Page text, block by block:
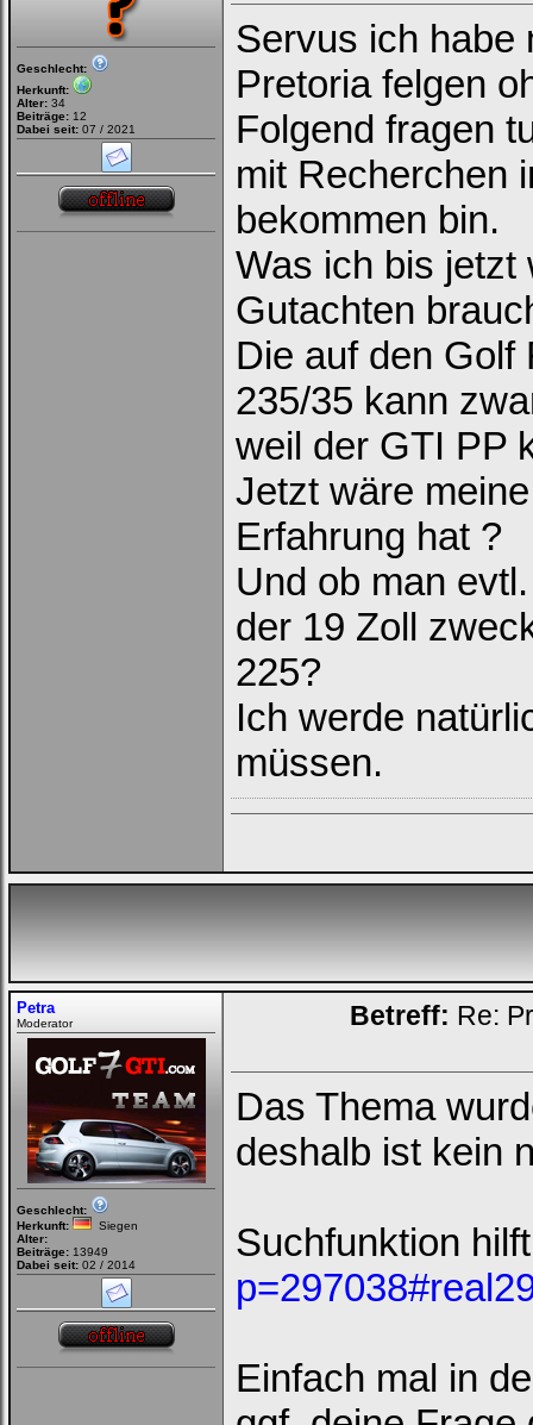
einzuloggen.
automatisch einloggen.
Onlinestatus verstecken.
Ich habe mein Passwort
vergessen| Registrieren
Geschlecht:
Herkunft:
Alter: 34
Beiträge: 12
Dabei seit: 07 / 2021
Servus ich habe
Pretoria felgen
Folgend fragen
mit Recherchen
bekommen bin.
Was ich bis jetzt
Gutachten
Die auf den Golf
235/35 kann
weil der GTI PP
Jetzt wäre
Erfahrung hat ?
Und ob man
der 19 Zoll
225?
Ich werde
müssen.
Petra
Moderator
Geschlecht:
Herkunft:
Siegen
Alter:
Beiträge: 13949
Dabei seit: 02 / 2014
Betreff: Re:
Das Thema
deshalb ist kein
Suchfunktion
Einfach mal in